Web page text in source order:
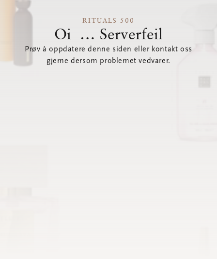
RITUALS 500
Oi … Serverfeil
Prøv å oppdatere denne siden eller kontakt oss
gjerne dersom problemet vedvarer.